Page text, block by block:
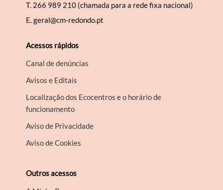
T. 266 989 210 (chamada para a rede fixa nacional)
E.geral@cm-redondo.pt
Acessos rápidos
Canal de denúncias
Avisos e Editais
Localização dos Ecocentros e o horário de
funcionamento
Aviso de Privacidade
Aviso de Cookies
Outros acessos